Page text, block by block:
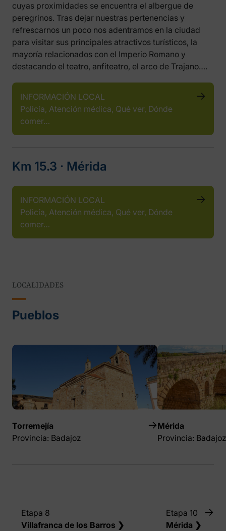
cuyas proximidades se encuentra el albergue de
peregrinos. Tras dejar nuestras pertenencias y
refrescarnos un poco nos adentramos en la ciudad
para visitar sus principales atractivos turísticos, la
mayoría relacionados con el Imperio Romano y
destacando el teatro, anfiteatro, el arco de Trajano….
INFORMACIÓN LOCAL
Policía, Atención médica, Qué ver, Dónde
comer…
Km 15.3 ‧ Mérida
INFORMACIÓN LOCAL
Policía, Atención médica, Qué ver, Dónde
comer…
LOCALIDADES
Pueblos
Torremejía
Provincia: Badajoz
Mérida
Provincia: Badajoz
Etapa 8
Villafranca de los Barros ❯
Etapa 10
Mérida ❯